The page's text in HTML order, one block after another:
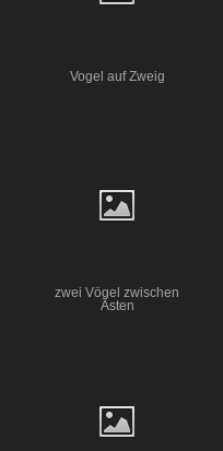
Vogel auf Zweig
zwei Vögel zwischen
Ästen